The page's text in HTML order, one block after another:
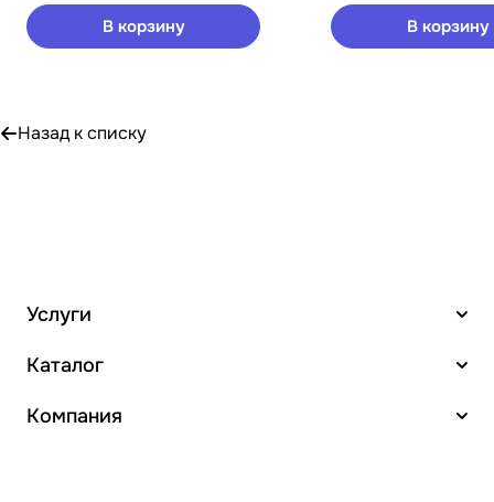
В корзину В корзину
Назад к списку
Услуги
Каталог
Компания